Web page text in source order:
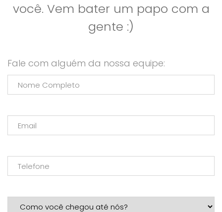
você. Vem bater um papo com a
gente :)
Fale com alguém da nossa equipe: